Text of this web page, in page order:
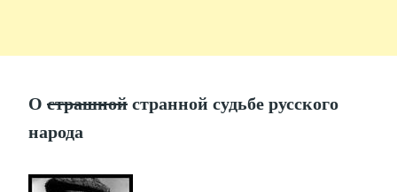
О страшнойстранной судьбе русского
народа